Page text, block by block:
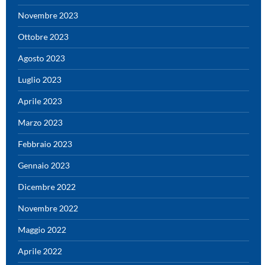
Novembre 2023
Ottobre 2023
Agosto 2023
Luglio 2023
Aprile 2023
Marzo 2023
Febbraio 2023
Gennaio 2023
Dicembre 2022
Novembre 2022
Maggio 2022
Aprile 2022